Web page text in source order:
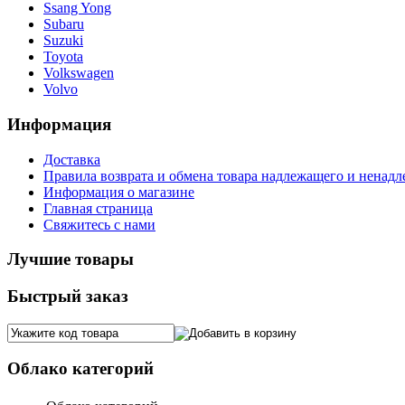
Ssang Yong
Subaru
Suzuki
Toyota
Volkswagen
Volvo
Информация
Доставка
Правила возврата и обмена товара надлежащего и
Информация о магазине
Главная страница
Свяжитесь с нами
Лучшие товары
Быстрый заказ
Облако категорий